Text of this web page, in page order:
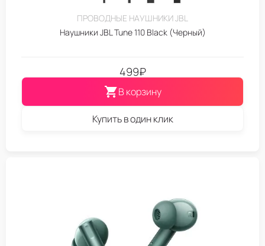
ПРОВОДНЫЕ НАУШНИКИ JBL
Наушники JBL Tune 110 Black (Черный)
499₽
В корзину
Купить в один клик